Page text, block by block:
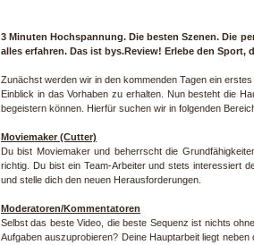
3 Minuten Hochspannung. Die besten Szenen. Die
alles erfahren. Das ist bys.Review! Erlebe den Sport,
Zunächst werden wir in den kommenden Tagen ein
Einblick in das Vorhaben zu erhalten. Nun besteht die
begeistern können. Hierfür suchen wir in folgenden
Moviemaker (Cutter)
Du bist Moviemaker und beherrscht die
richtig. Du bist ein Team-Arbeiter und stets interessiert
und stelle dich den neuen Herausforderungen.
Moderatoren/Kommentatoren
Selbst das beste Video, die beste Sequenz ist nichts
Aufgaben auszuprobieren? Deine Hauptarbeit liegt